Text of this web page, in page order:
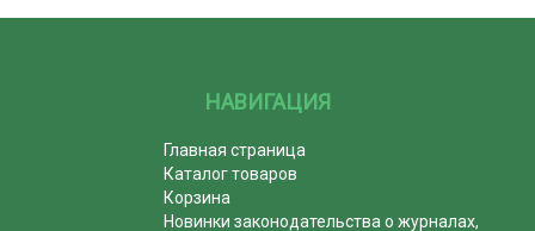
НАВИГАЦИЯ
Главная страница
Каталог товаров
Корзина
Новинки законодательства о журналах,